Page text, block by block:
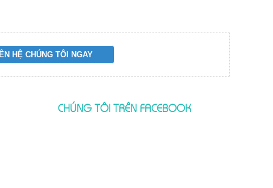
CHÚNG TÔI TRÊN FACEBOOK